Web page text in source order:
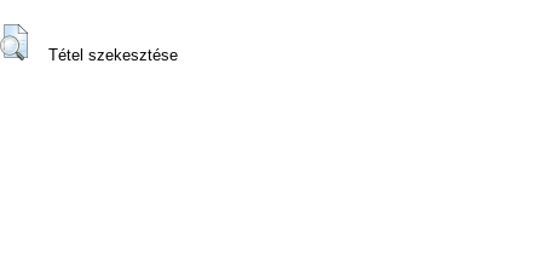
Tétel szekesztése